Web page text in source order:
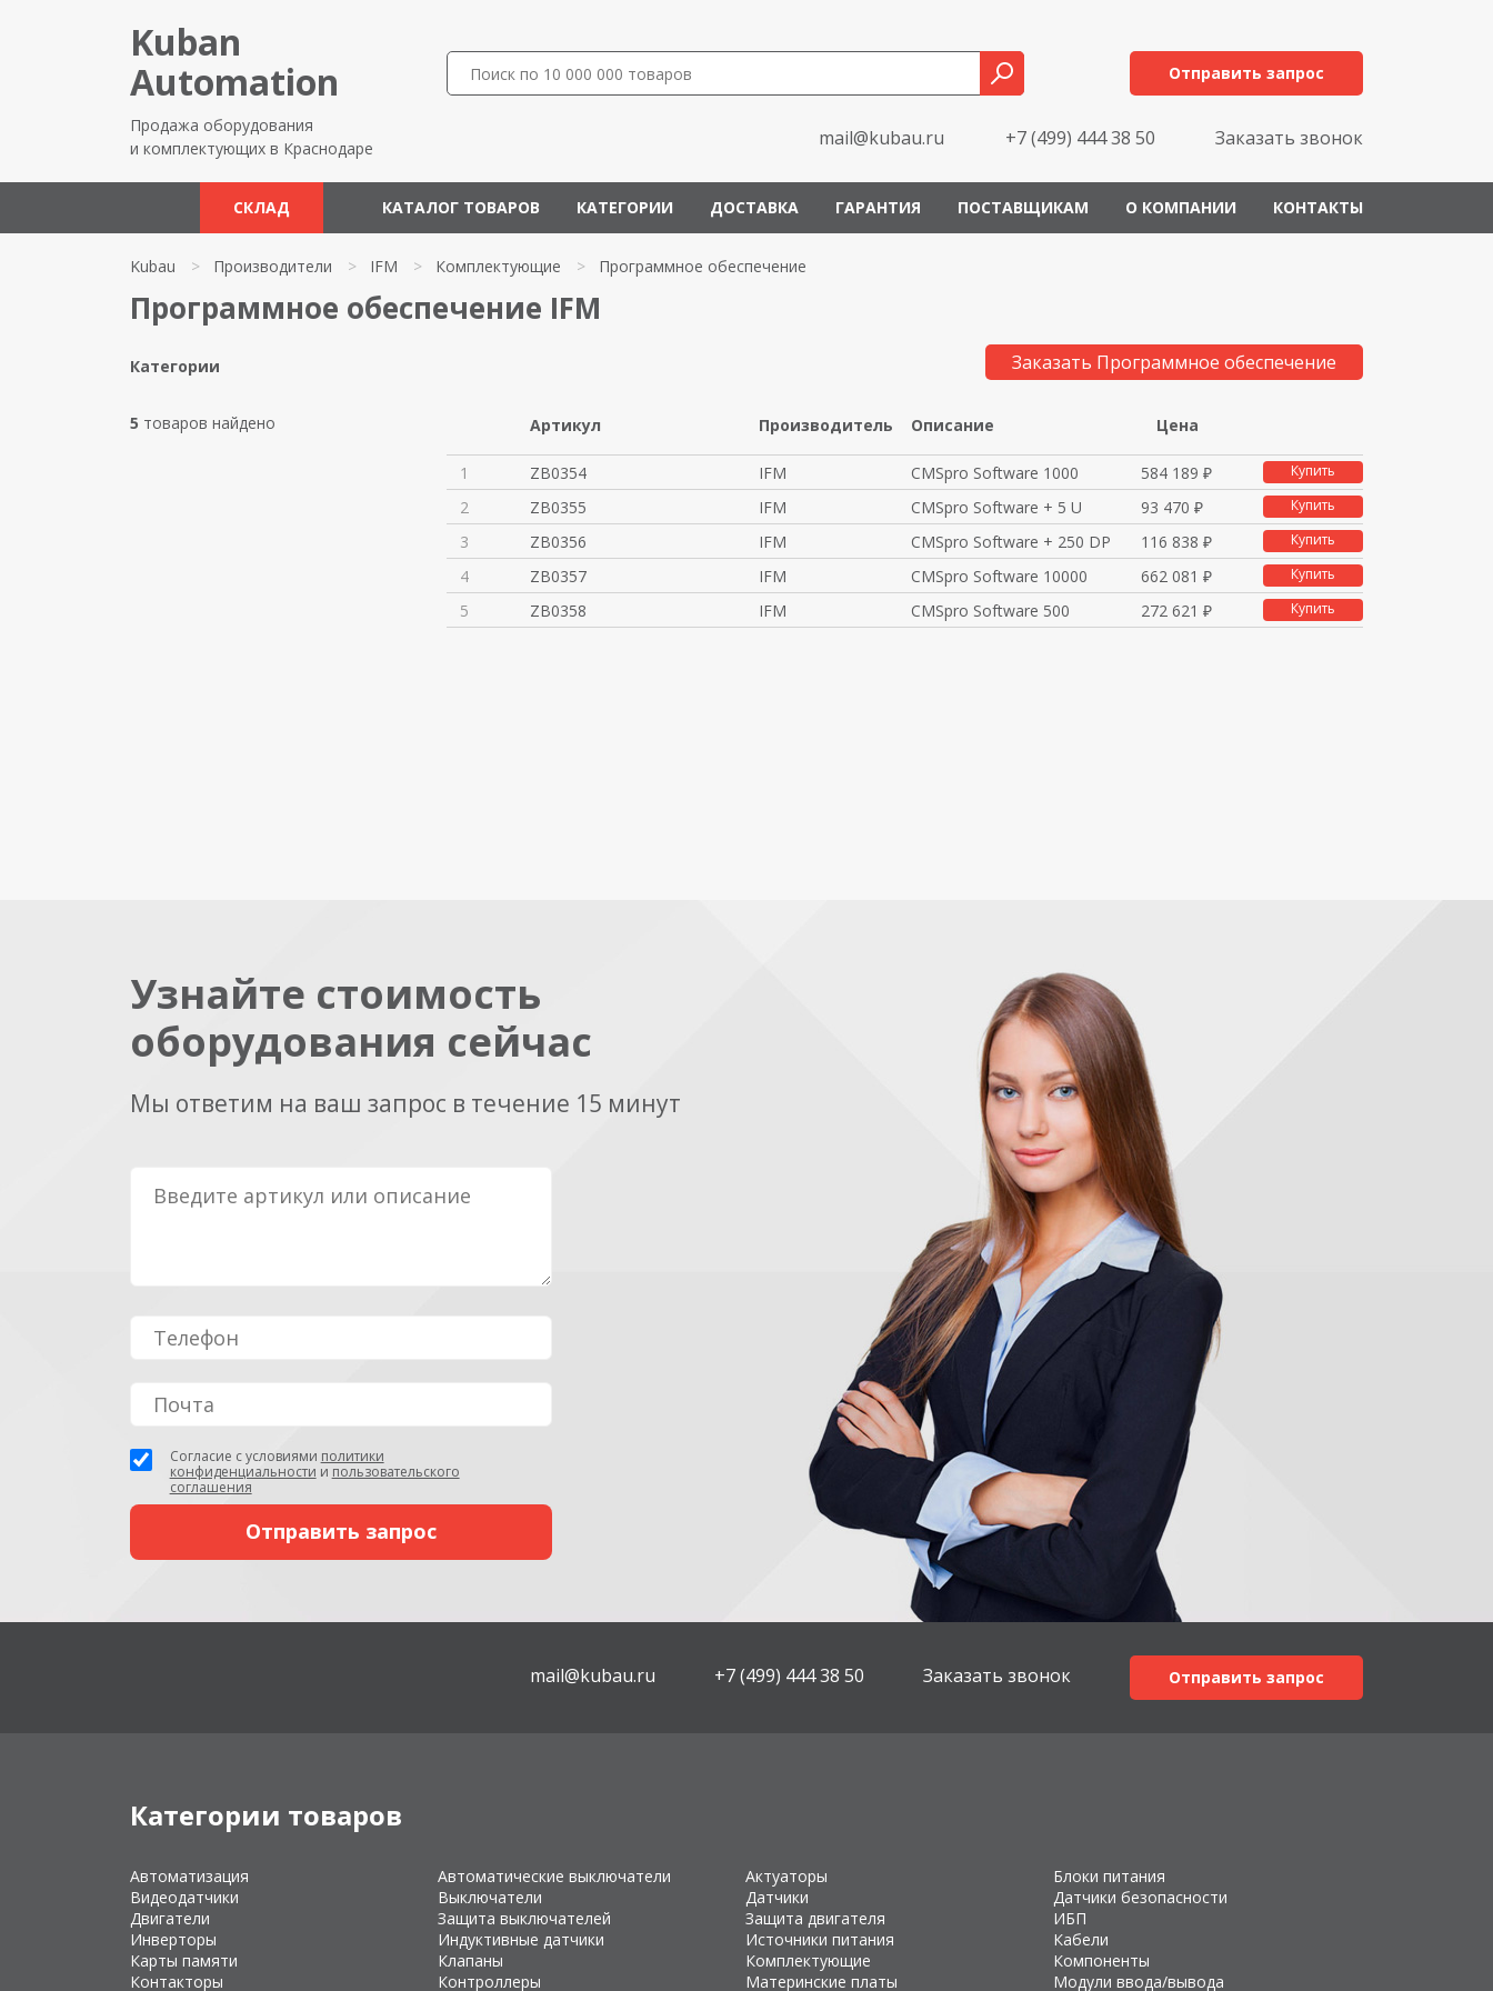
Kuban
Automation
Продажа оборудования
и комплектующих в Краснодаре
Отправить запрос
mail@kubau.ru +7 (499) 444 38 50 Заказать звонок
СКЛАД КАТАЛОГ ТОВАРОВ КАТЕГОРИИ ДОСТАВКА ГАРАНТИЯ ПОСТАВЩИКАМ О КОМПАНИИ КОНТАКТЫ
Kubau > Производители > IFM > Комплектующие > Программное обеспечение
Программное обеспечение IFM
Категории
5 товаров найдено
Заказать Программное обеспечение
Артикул Производитель Описание Цена
1 ZB0354 IFM CMSpro Software 1000 584 189 ₽ Купить
2 ZB0355 IFM CMSpro Software + 5 U 93 470 ₽ Купить
3 ZB0356 IFM CMSpro Software + 250 DP 116 838 ₽ Купить
4 ZB0357 IFM CMSpro Software 10000 662 081 ₽ Купить
5 ZB0358 IFM CMSpro Software 500 272 621 ₽ Купить
Узнайте стоимость
оборудования сейчас
Мы ответим на ваш запрос в течение 15 минут
Согласие с условиями политики
конфиденциальности и пользовательского
соглашения
mail@kubau.ru +7 (499) 444 38 50 Заказать звонок Отправить запрос
Категории товаров
Автоматизация Автоматические выключатели Актуаторы
Блоки питания
Видеодатчики
Выключатели Датчики
Датчики безопасности
Двигатели
Защита выключателей Защита двигателя
ИБП
Инверторы
Индуктивные датчики Источники питания
Кабели
Карты памяти
Клапаны Комплектующие
Компоненты
Контакторы
Контроллеры Материнские платы Модули ввода/вывода